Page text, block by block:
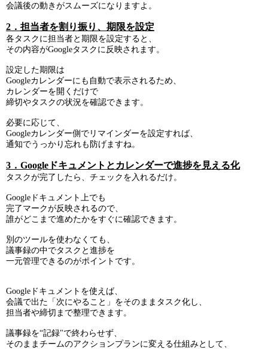
会議後の動きがスムーズになりますよ。
2．担当者を割り振り、期限を設定
各タスクに担当者と期限を設定すると、
その内容がGoogleタスクに反映されます。
設定した期限は
Googleカレンダーにも自動で表示されるため、
カレンダーを開くだけで
締切やタスクの状況を確認できます。
必要に応じて、
Googleカレンダー側でリマインダーを設定すれば、
通知でうっかり忘れも防げますね。
3．Googleドキュメントとカレンダーで進捗を見える化
タスクが完了したら、チェックを入れるだけ。
Googleドキュメント上でも
完了マークが反映されるので、
誰がどこまで進めたかをすぐに確認できます。
別のツールを使わなくても、
議事録の中でタスクと進捗を
一元管理できるのがポイントです。
Googleドキュメントを使えば、
会議で出た「次にやること」をそのままタスク化し、
担当者や締切まで整理できます。
議事録を“記録"で終わらせず、
そのままチームのアクションプランに変える仕組みとして、